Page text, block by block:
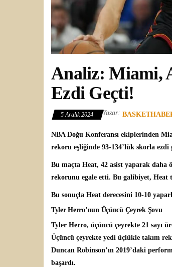
Analiz: Miami,
Ezdi Geçti!
5 Aralık 2024 Yazar:
NBA Doğu Konferansı ekiplerinden
rekoru eşliğinde 93-134’lük skorla ezdi
Bu maçta Heat, 42 asist yaparak daha
rekorunu egale etti. Bu galibiyet,
Bu sonuçla Heat derecesini 10-10
Tyler Herro’nun Üçüncü Çeyrek Şovu
Tyler Herro, üçüncü çeyrekte 21 sayı
Üçüncü çeyrekte yedi üçlükle takım
Duncan Robinson’ın 2019’daki
başardı.